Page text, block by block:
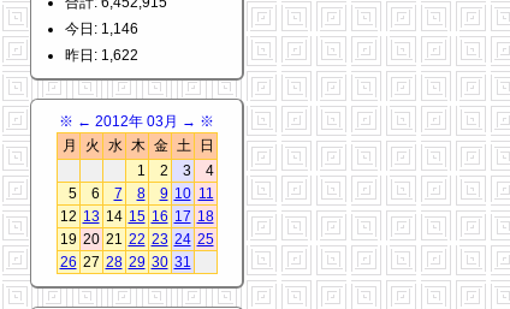
今日: 1,146
昨日: 1,622
※ ← 2012年 03月 → ※
月
火 水 木 金 土
日
1
2 3
4
5
6 7 8 9 10 11
12 13 14 15 16 17 18
19 20 21 22 23 24 25
26 27 28 29 30 31